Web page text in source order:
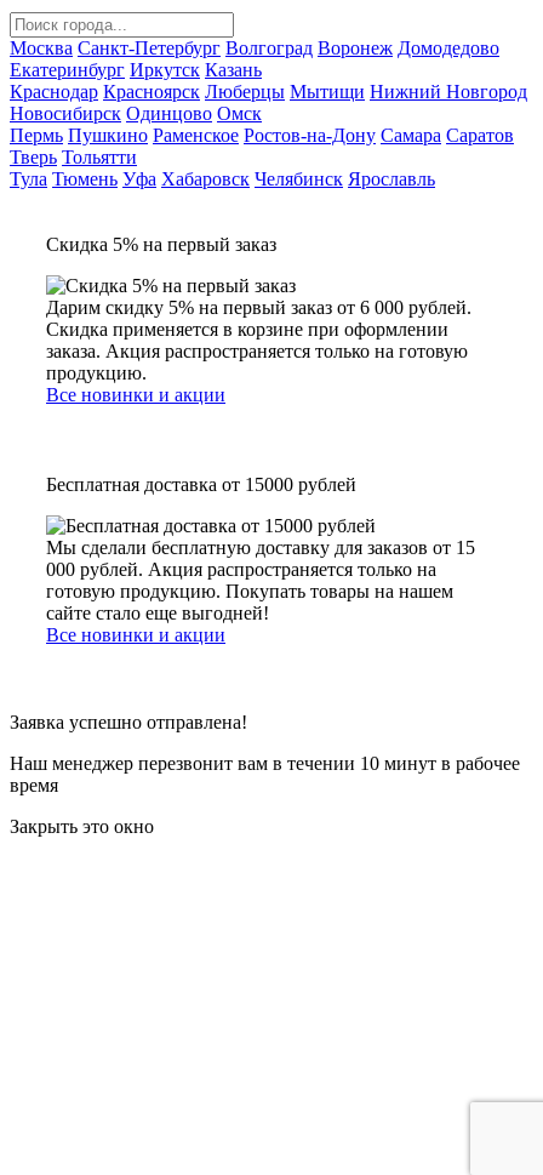
Москва Санкт-Петербург Волгоград Воронеж Домодедово
Екатеринбург Иркутск Казань
Краснодар Красноярск Люберцы Мытищи Нижний Новгород
Новосибирск Одинцово Омск
Пермь Пушкино Раменское Ростов-на-Дону Самара Саратов
Тверь Тольятти
Тула Тюмень Уфа Хабаровск Челябинск Ярославль
Скидка 5% на первый заказ
Дарим скидку 5% на первый заказ от 6 000 рублей.
Скидка применяется в корзине при оформлении
заказа. Акция распространяется только на готовую
продукцию.
Все новинки и акции
Бесплатная доставка от 15000 рублей
Мы сделали бесплатную доставку для заказов от 15
000 рублей. Акция распространяется только на
готовую продукцию. Покупать товары на нашем
сайте стало еще выгодней!
Все новинки и акции
Заявка успешно отправлена!
Наш менеджер перезвонит вам в течении 10 минут в рабочее
время
Закрыть это окно